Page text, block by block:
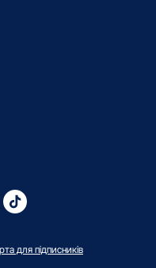
для підписників